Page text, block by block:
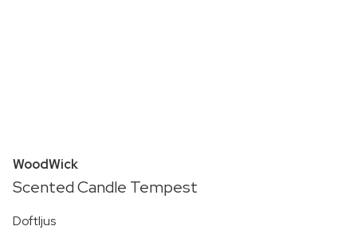
WoodWick
Scented Candle Tempest
Doftljus